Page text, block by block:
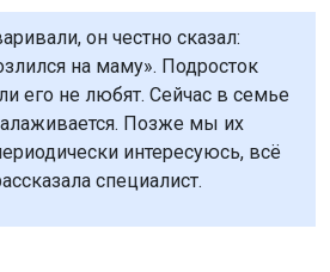
он честно сказал:
на маму». Подросток
его не любят. Сейчас в семье
Позже мы их
интересуюсь, всё
специалист.